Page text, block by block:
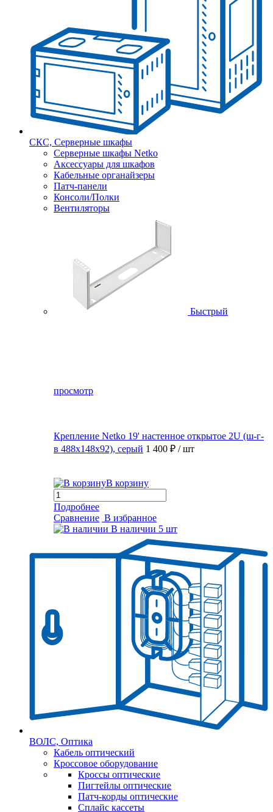
СКС, Серверные шкафы
Серверные шкафы Netko
Аксессуары для шкафов
Кабельные органайзеры
Патч-панели
Консоли/Полки
Вентиляторы
Быстрый
просмотр
Крепление Netko 19' настенное открытое 2U (ш-г-
в 488х148х92), серый 1 400 ₽ / шт
В корзину
Подробнее
Сравнение В избранное
В наличии 5 шт
ВОЛС, Оптика
Кабель оптический
Кроссовое оборудование
Кроссы оптические
Пигтейлы оптические
Патч-корды оптические
Сплайс кассеты